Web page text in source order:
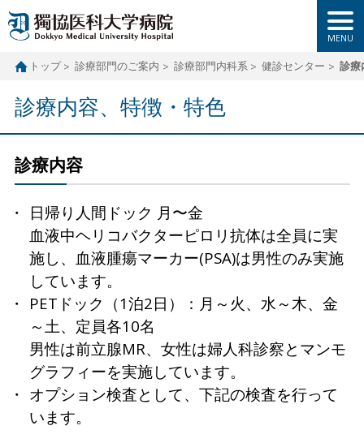
トップ 診療部門のご案内 診療部門内科系 健診センター 診療
診療内容、特徴・特色
診療内容
日帰り人間ドック 月〜金
血液中ヘリコバクターピロリ抗体は全員に実
施し、血液腫瘍マーカー(PSA)は男性のみ実施
しています。
PETドック（1泊2日）：月～火、水～木、金
～土、定員各10名
男性は前立腺MR、女性は婦人科診察とマンモ
グラフィーを実施しています。
オプション検査として、下記の検査を行って
います。